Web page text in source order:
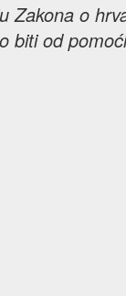
Zakona o
biti od